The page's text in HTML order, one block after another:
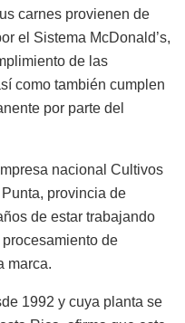
carnes provienen de
el Sistema McDonald’s,
de las
como también cumplen
por parte del
nacional Cultivos
provincia de
de estar trabajando
de
marca.
1992 y cuya planta se